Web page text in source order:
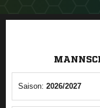
Saison: 2026/2027